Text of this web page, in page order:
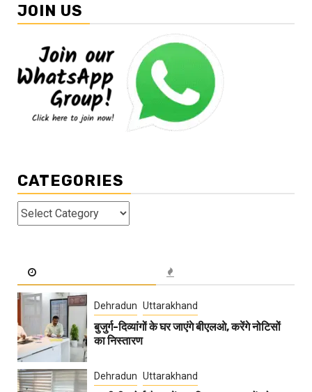
JOIN US
CATEGORIES
Categories
Dehradun Uttarakhand
बुजुर्ग-दिव्यांगों के घर जाएंगे बीएलओ, करेंगे नोटिसों
का निस्तारण
Dehradun Uttarakhand